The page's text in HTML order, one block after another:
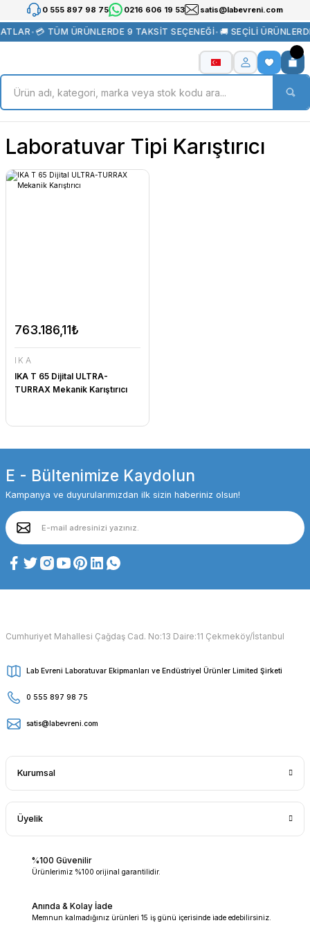
0 555 897 98 75 0216 606 19 53 satis@labevreni.com
•💳 TÜM ÜRÜNLERDE 9 TAKSİT SEÇENEĞİ•🚚 SEÇİLİ
Laboratuvar Tipi Karıştırıcı
763.186,11₺
IKA
IKA T 65 Dijital ULTRA-
TURRAX Mekanik Karıştırıcı
E - Bültenimize Kaydolun
Kampanya ve duyurularımızdan ilk sizin haberiniz olsun!
Cumhuriyet Mahallesi Çağdaş Cad. No:13 Daire:11 Çekmeköy/İstanbul
Lab Evreni Laboratuvar Ekipmanları ve Endüstriyel Ürünler Limited Şirketi
0 555 897 98 75
satis@labevreni.com
Kurumsal
Üyelik
%100 Güvenilir
Ürünlerimiz %100 orijinal garantilidir.
Anında & Kolay İade
Memnun kalmadığınız ürünleri 15 iş günü içerisinde iade edebilirsiniz.